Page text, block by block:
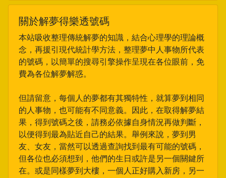
關於解夢得樂透號碼
本站吸收整理傳統解夢的知識，結合心理學的理論概
念，再援引現代統計學方法，整理夢中人事物所代表
的號碼，以簡單的搜尋引擎操作呈現在各位眼前，免
費為各位解夢解惑。
但請留意，每個人的夢都有其獨特性，就算夢到相同
的人事物，也可能有不同意義。因此，在取得解夢結
果，得到號碼之後，請務必依據自身情況再做判斷，
以便得到最為貼近自己的結果。舉例來說，夢到男
友、女友，當然可以透過查詢找到最有可能的號碼，
但各位也必須想到，他們的生日或許是另一個關鍵所
在。或是同樣夢到大樓，一個人正好購入新房，另一